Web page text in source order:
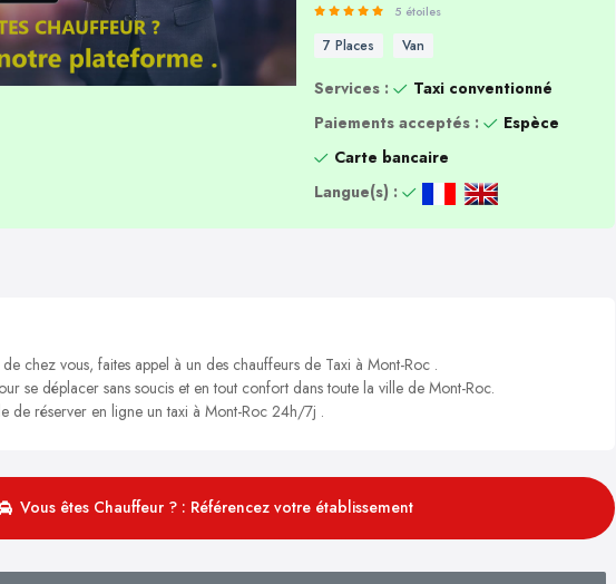
5 étoiles
7 Places Van
Services :
Taxi conventionné
Paiements acceptés :
Espèce
Carte bancaire
Langue(s) :
chez vous, faites appel à un des chauffeurs de Taxi à Mont-Roc .
se déplacer sans soucis et en tout confort dans toute la ville de Mont-Roc.
de réserver en ligne un taxi à Mont-Roc 24h/7j .
Vous êtes Chauffeur ? : Référencez votre établissement